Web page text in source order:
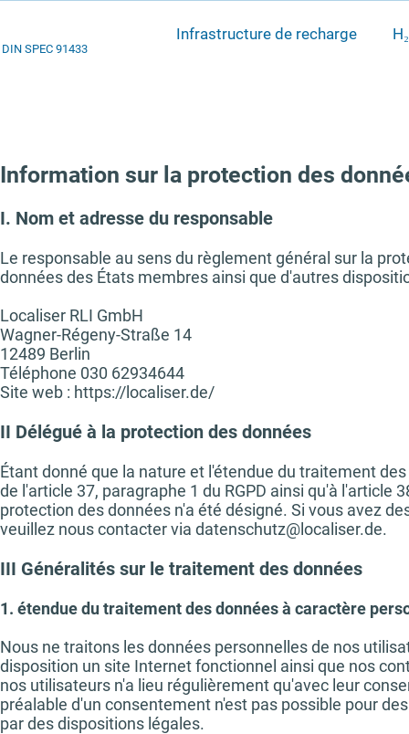
DIN SPEC 91433
Infrastructure de recharge H₂
Information sur la protection des
I. Nom et adresse du responsable
Le responsable au sens du règlement général sur la
données des États membres ainsi que d'autres
Localiser RLI GmbH
Wagner-Régeny-Straße 14
12489 Berlin
Téléphone 030 62934644
Site web : https://localiser.de/
II Délégué à la protection des données
Étant donné que la nature et l'étendue du traitement
de l'article 37, paragraphe 1 du RGPD ainsi qu'à l'article
protection des données n'a été désigné. Si vous avez
veuillez nous contacter via datenschutz@localiser.de.
III Généralités sur le traitement des données
1. étendue du traitement des données à caractère
Nous ne traitons les données personnelles de nos
disposition un site Internet fonctionnel ainsi que nos
nos utilisateurs n'a lieu régulièrement qu'avec leur
préalable d'un consentement n'est pas possible pour
par des dispositions légales.